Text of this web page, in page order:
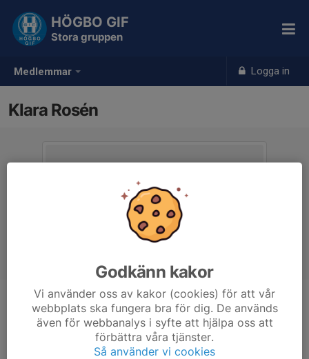
Medlemmar Logga in
HÖGBO GIF
Stora gruppen
Klara Rosén
Ålder 11 år
Godkänn kakor
Vi använder oss av kakor (cookies) för att vår
webbplats ska fungera bra för dig. De används
även för webbanalys i syfte att hjälpa oss att
förbättra våra tjänster.
Så använder vi cookies